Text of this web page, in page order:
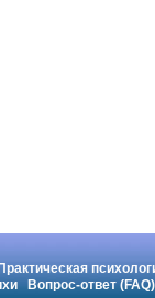
Практическая
Вопрос-ответ (FAQ)